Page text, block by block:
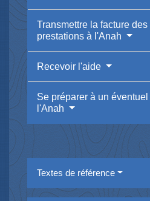
Transmettre la facture des
prestations à l'Anah
Recevoir l'aide
Se préparer à un
l'Anah
Textes de référence